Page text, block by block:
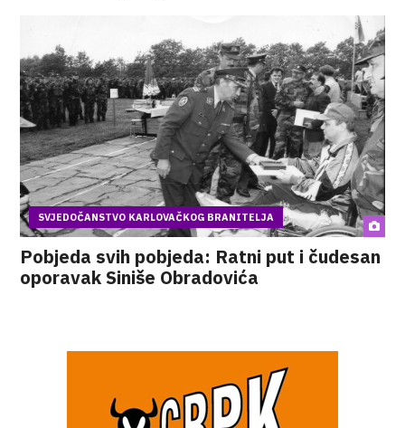
SVJEDOČANSTVO KARLOVAČKOG BRANITELJA
Pobjeda svih pobjeda: Ratni put i čudesan
oporavak Siniše Obradovića